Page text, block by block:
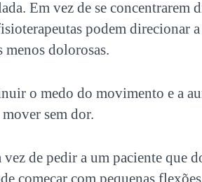
Em vez de se concentrarem
podem direcionar
menos dolorosas.
o medo do movimento e a
sem dor.
de pedir a um paciente que
começar com pequenas